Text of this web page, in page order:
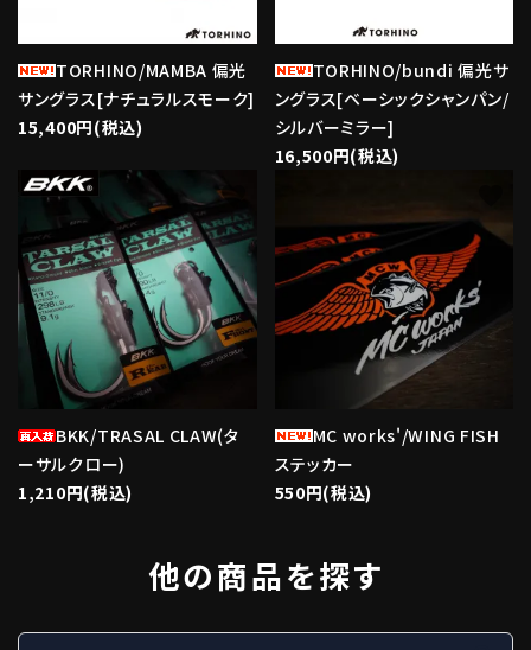
TORHINO/MAMBA 偏光
サングラス[ナチュラルスモーク]
15,400円(税込)
TORHINO/bundi 偏光サ
ングラス[ベーシックシャンパン/
シルバーミラー]
16,500円(税込)
BKK/TRASAL CLAW(タ
ーサルクロー)
1,210円(税込)
favorite
MC works'/WING FISH
ステッカー
550円(税込)
他の商品を探す